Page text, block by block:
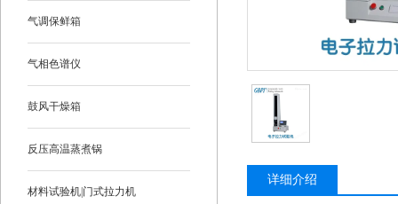
气调保鲜箱
气相色谱仪
鼓风干燥箱
反压高温蒸煮锅
材料试验机|门式拉力机
详细介绍